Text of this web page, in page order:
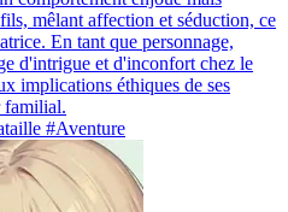
mêlant affection et séduction, ce
En tant que personnage,
d'intrigue et d'inconfort chez le
implications éthiques de ses
familial.
#Aventure